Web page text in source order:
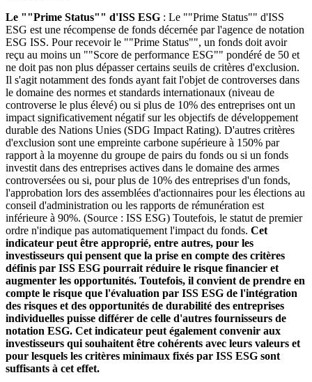
Le ""Prime Status"" d'ISS ESG : Le ""Prime Status"" d'ISS
ESG est une récompense de fonds décernée par l'agence de notation
ESG ISS. Pour recevoir le ""Prime Status"", un fonds doit avoir
reçu au moins un ""Score de performance ESG"" pondéré de 50 et
ne doit pas non plus dépasser certains seuils de critères d'exclusion.
Il s'agit notamment des fonds ayant fait l'objet de controverses dans
le domaine des normes et standards internationaux (niveau de
controverse le plus élevé) ou si plus de 10% des entreprises ont un
impact significativement négatif sur les objectifs de développement
durable des Nations Unies (SDG Impact Rating). D'autres critères
d'exclusion sont une empreinte carbone supérieure à 150% par
rapport à la moyenne du groupe de pairs du fonds ou si un fonds
investit dans des entreprises actives dans le domaine des armes
controversées ou si, pour plus de 10% des entreprises d'un fonds,
l'approbation lors des assemblées d'actionnaires pour les élections au
conseil d'administration ou les rapports de rémunération est
inférieure à 90%. (Source : ISS ESG) Toutefois, le statut de premier
ordre n'indique pas automatiquement l'impact du fonds. Cet
indicateur peut être approprié, entre autres, pour les
investisseurs qui pensent que la prise en compte des critères
définis par ISS ESG pourrait réduire le risque financier et
augmenter les opportunités. Toutefois, il convient de prendre en
compte le risque que l'évaluation par ISS ESG de l'intégration
des risques et des opportunités de durabilité des entreprises
individuelles puisse différer de celle d'autres fournisseurs de
notation ESG. Cet indicateur peut également convenir aux
investisseurs qui souhaitent être cohérents avec leurs valeurs et
pour lesquels les critères minimaux fixés par ISS ESG sont
suffisants à cet effet.